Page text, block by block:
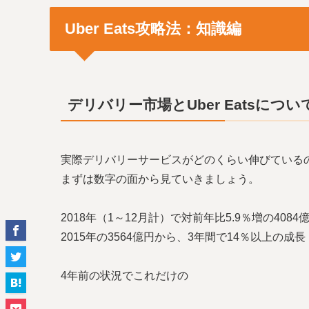
Uber Eats攻略法：知識編
デリバリー市場とUber Eatsについ
実際デリバリーサービスがどのくらい伸びている
まずは数字の面から見ていきましょう。
2018年（1～12月計）で対前年比5.9％増の4084
2015年の3564億円から、3年間で14％以上の成長
4年前の状況でこれだけの